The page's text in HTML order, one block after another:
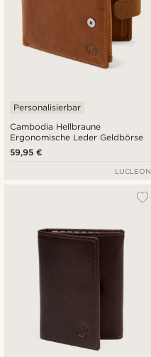
Cambodia Hellbraune
Ergonomische Leder Geldbörse
Personalisierbar
59,95 €
LUCLEON